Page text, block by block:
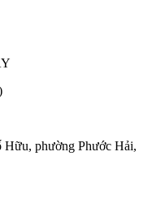
phường Phước Hải,